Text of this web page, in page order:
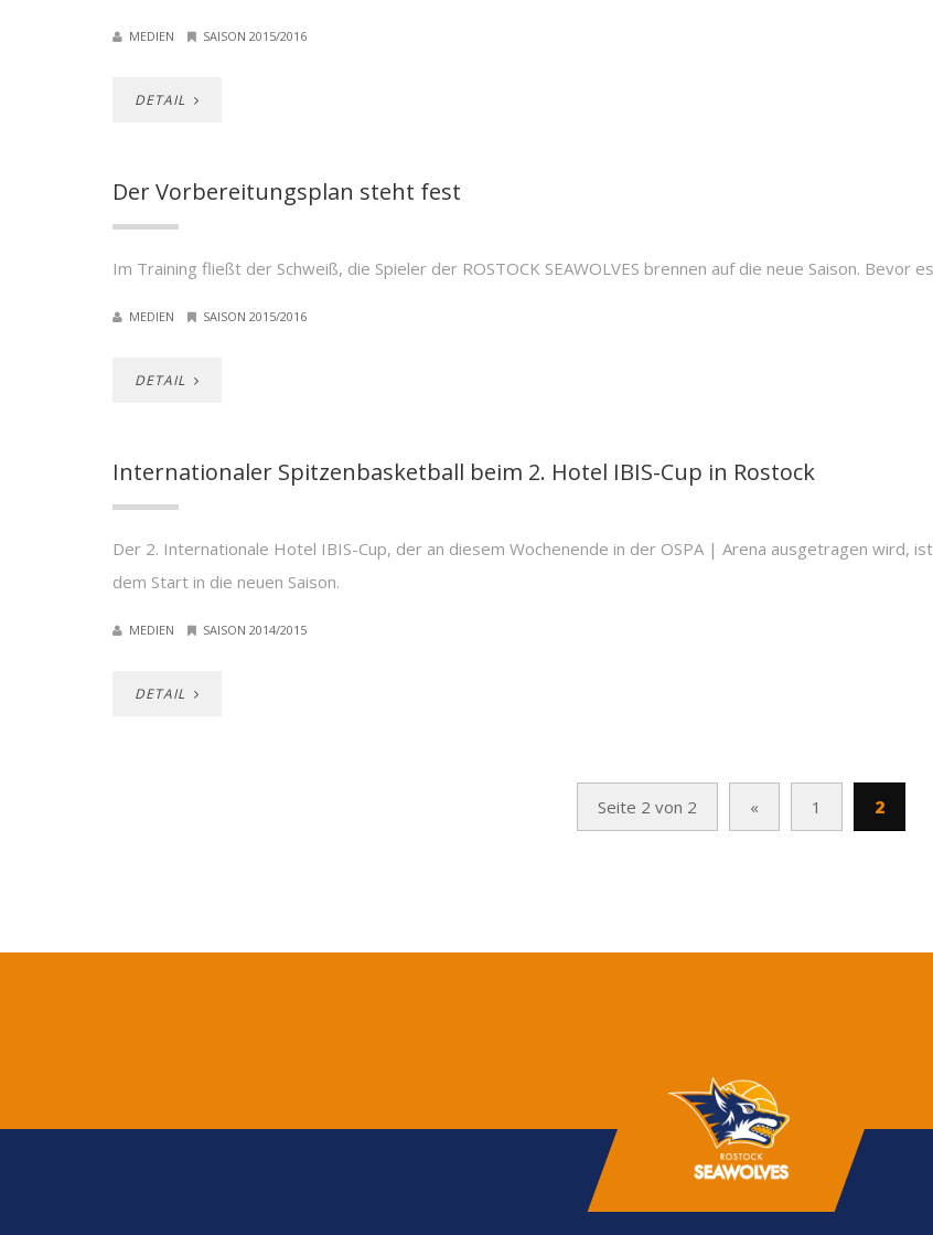
MEDIEN SAISON 2015/2016
DETAIL
Der Vorbereitungsplan steht fest
Im Training fließt der Schweiß, die Spieler der ROSTOCK SEAWOLVES brennen auf die neue Saison. Bevor
MEDIEN SAISON 2015/2016
DETAIL
Internationaler Spitzenbasketball beim 2. Hotel IBIS-Cup in Rostock
Der 2. Internationale Hotel IBIS-Cup, der an diesem Wochenende in der OSPA | Arena ausgetragen wird,
dem Start in die neuen Saison.
MEDIEN SAISON 2014/2015
DETAIL
Seite 2 von 2 « 1 2